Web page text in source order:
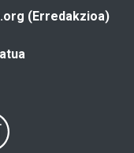
(Erredakzioa)